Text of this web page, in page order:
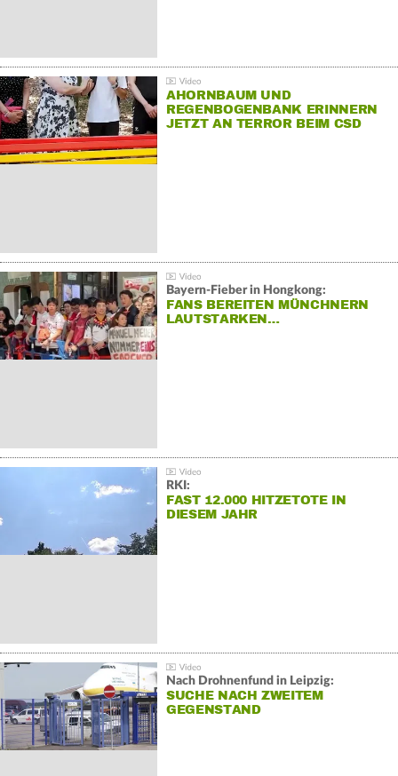
AHORNBAUM UND
REGENBOGENBANK ERINNERN
JETZT AN TERROR BEIM CSD
Bayern-Fieber in Hongkong:
FANS BEREITEN MÜNCHNERN
LAUTSTARKEN…
RKI:
FAST 12.000 HITZETOTE IN
DIESEM JAHR
Nach Drohnenfund in Leipzig:
SUCHE NACH ZWEITEM
GEGENSTAND